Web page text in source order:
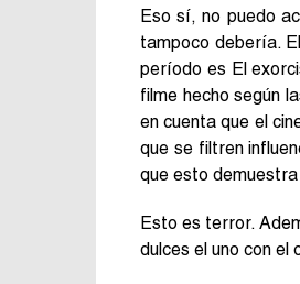
Eso sí, no puedo
tampoco debería.
período es El
filme hecho según
en cuenta que el
que se filtren
que esto
Esto es terror.
dulces el uno con